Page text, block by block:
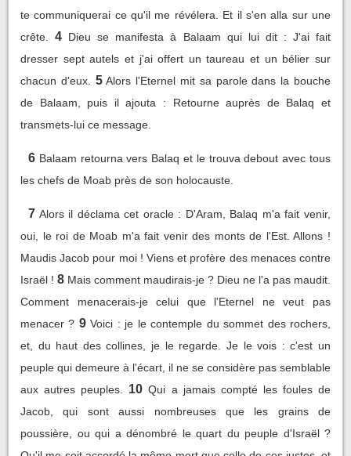
te communiquerai ce qu'il me révélera. Et il s'en alla sur une
crête.
4 Dieu se manifesta à Balaam qui lui dit : J'ai fait
dresser sept autels et j'ai offert un taureau et un bélier sur
chacun d'eux.
5 Alors l'Eternel mit sa parole dans la bouche
de Balaam, puis il ajouta : Retourne auprès de Balaq et
transmets-lui ce message.
6 Balaam retourna vers Balaq et le trouva debout avec tous
les chefs de Moab près de son holocauste.
7 Alors il déclama cet oracle : D'Aram, Balaq m'a fait venir,
oui, le roi de Moab m'a fait venir des monts de l'Est. Allons !
Maudis Jacob pour moi ! Viens et profère des menaces contre
Israël ! 8 Mais comment maudirais-je ? Dieu ne l'a pas maudit.
Comment menacerais-je celui que l'Eternel ne veut pas
menacer ? 9 Voici : je le contemple du sommet des rochers,
et, du haut des collines, je le regarde. Je le vois : c'est un
peuple qui demeure à l'écart, il ne se considère pas semblable
aux autres peuples.
10 Qui a jamais compté les foules de
Jacob, qui sont aussi nombreuses que les grains de
poussière, ou qui a dénombré le quart du peuple d'Israël ?